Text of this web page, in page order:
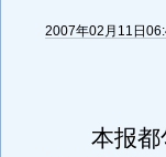
2007年02月11日
本报都匀